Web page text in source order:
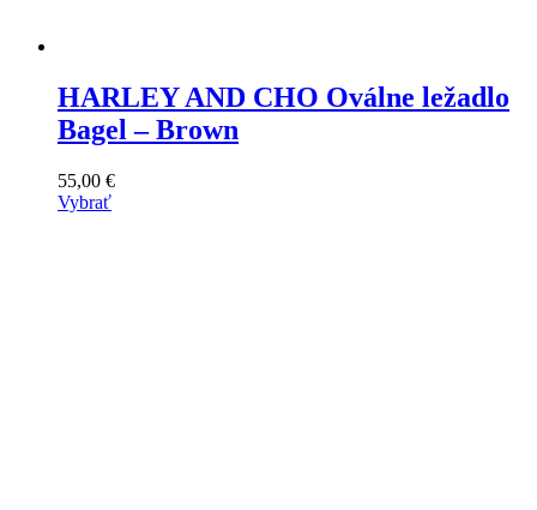
HARLEY AND CHO Oválne ležadlo
Bagel – Brown
55,00 €
Vybrať